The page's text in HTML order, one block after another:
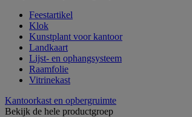
Feestartikel
Klok
Kunstplant voor kantoor
Landkaart
Lijst- en ophangsysteem
Raamfolie
Vitrinekast
Kantoorkast en opbergruimte
Bekijk de hele productgroep